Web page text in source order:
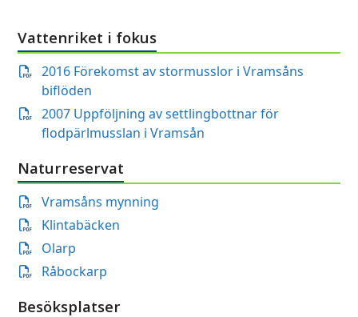
Vattenriket i fokus
2016 Förekomst av stormusslor i Vramsåns
biflöden
2007 Uppföljning av settlingbottnar för
flodpärlmusslan i Vramsån
Naturreservat
Vramsåns mynning
Klintabäcken
Olarp
Råbockarp
Besöksplatser